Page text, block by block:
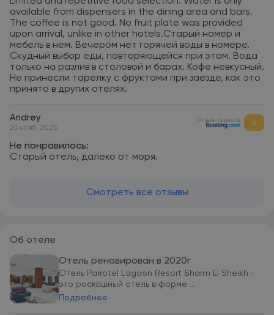
available from dispensers in the dining area and bars.
The coffee is not good. No fruit plate was provided
upon arrival, unlike in other hotels.Старый номер и
мебель в нём. Вечером нет горячей воды в номере.
Скудный выбор еды, повторяющейся при этом. Вода
только на разлив в столовой и барах. Кофе невкусный.
Не принесли тарелку с фруктами при заезде, как это
принято в других отелях.
Andrey
25 нояб. 2025
Отзыв туриста 6
Не понравилось:
Старый отель, далеко от моря.
Смотреть все отзывы
Об отеле
Отель реновирован в 2020г
Отель Parrotel Lagoon Resort Sharm El Sheikh -
это роскошный отель в форме ...
Подробнее